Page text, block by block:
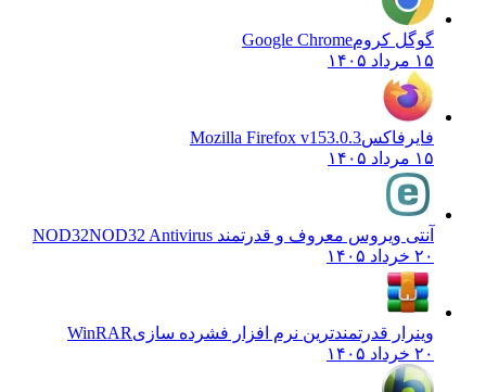
گوگل کرومGoogle Chrome
۱۵ مرداد ۱۴۰۵
فایرفاکسMozilla Firefox v153.0.3
۱۵ مرداد ۱۴۰۵
آنتی ویروس معروف و قدرتمند NOD32 NOD32 Antivirus
۲۰ خرداد ۱۴۰۵
وینرار قدرتمندترین نرم افزار فشرده سازیWinRAR
۲۰ خرداد ۱۴۰۵